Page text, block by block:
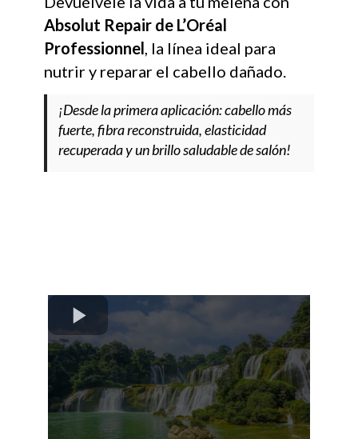
Absolut Repair de L’Oréal
Professionnel, la línea ideal para
nutrir y reparar el cabello dañado.
¡Desde la primera aplicación: cabello más
fuerte, fibra reconstruida, elasticidad
recuperada y un brillo saludable de salón!